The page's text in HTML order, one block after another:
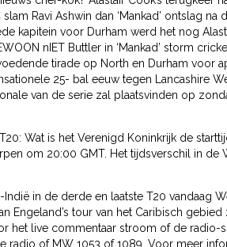
Ravi Ashwin dan ‘Mankad’ ontslag
kapitein voor Durham werd het nog
nIET Buttler in ‘Mankad’ storm
tirade op North en Durham voor
25- bal eeuw tegen Lancashire
van de serie zal plaatsvinden op
Wat is het Verenigd Koninkrijk de
om 20:00 GMT. Het tijdsverschil in de
in de derde en laatste T20 vandaag
Engeland’s tour van het Caribisch
het live commentaar stroom of de radio-
radio of MW 1053 of 1089. Voor meer